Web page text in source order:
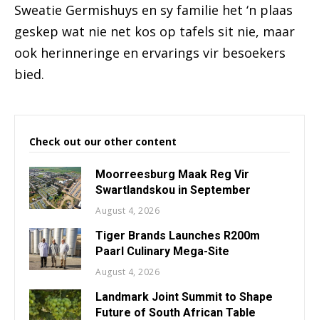
Sweatie Germishuys en sy familie het ‘n plaas
geskep wat nie net kos op tafels sit nie, maar
ook herinneringe en ervarings vir besoekers
bied.
Check out our other content
Moorreesburg Maak Reg Vir
Swartlandskou in September
August 4, 2026
Tiger Brands Launches R200m
Paarl Culinary Mega-Site
August 4, 2026
Landmark Joint Summit to Shape
Future of South African Table